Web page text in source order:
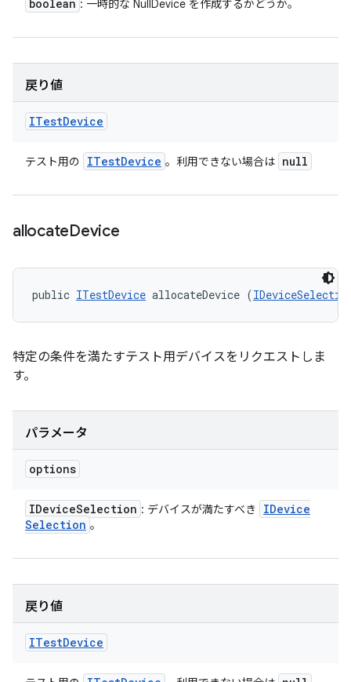
boolean : 一時的な NullDevice を作成するかどうか。
戻り値
ITestDevice
テスト用の ITestDevice 。利用できない場合は null
allocateDevice
public ITestDevice allocateDevice (
特定の条件を満たすテスト用デバイスをリクエストしま
す。
パラメータ
options
IDeviceSelection : デバイスが満たすべき
IDevice
Selection 。
戻り値
ITestDevice